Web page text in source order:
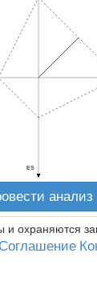
ES
анализ
охраняются
Соглашение